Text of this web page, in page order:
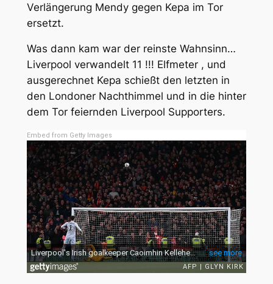
Verlängerung Mendy gegen Kepa im Tor
ersetzt.
Was dann kam war der reinste Wahnsinn…
Liverpool verwandelt 11 !!! Elfmeter , und
ausgerechnet Kepa schießt den letzten in
den Londoner Nachthimmel und in die hinter
dem Tor feiernden Liverpool Supporters.
Embed from Getty Images